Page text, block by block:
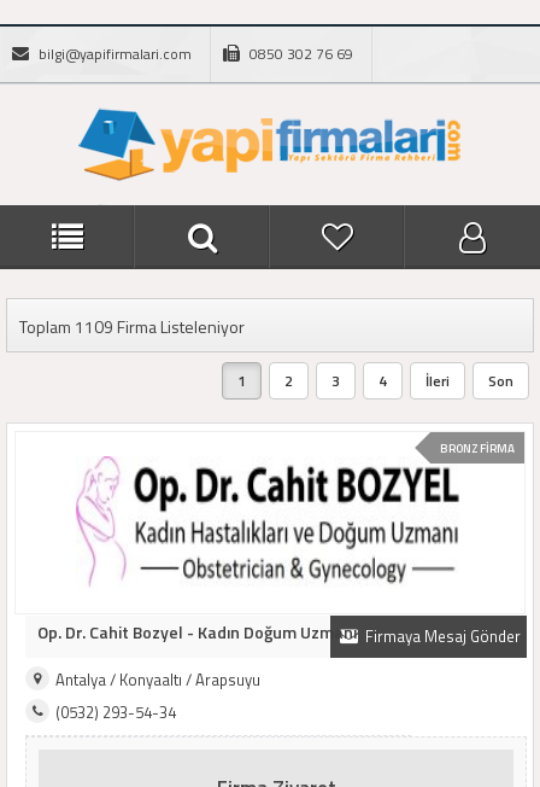
bilgi@yapifirmalari.com 0850 302 76 69
Toplam 1109 Firma Listeleniyor
1 2 3 4 İleri Son
BRONZ FİRMA
Firmaya Mesaj Gönder
Op. Dr. Cahit Bozyel - Kadın Doğum Uzmanı
Antalya / Konyaaltı / Arapsuyu
(0532) 293-54-34